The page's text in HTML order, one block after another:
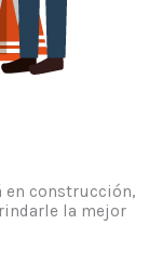
en construcción,
la mejor